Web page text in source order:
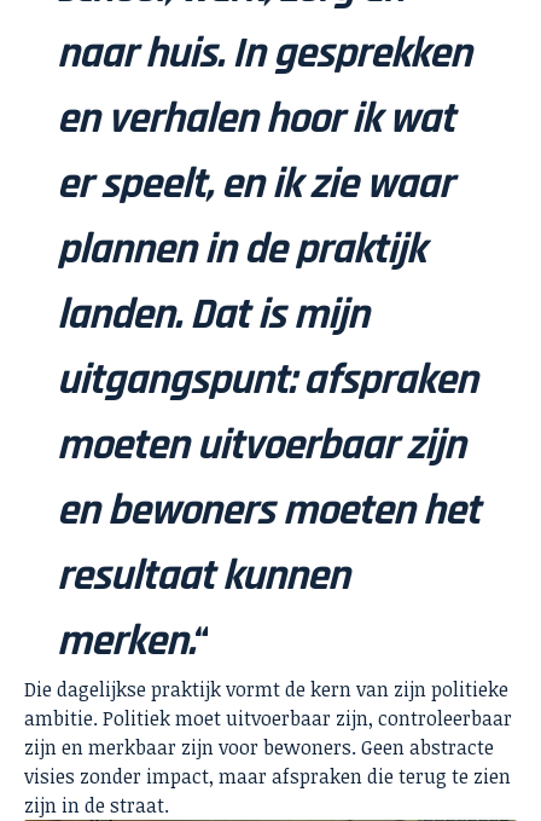
naar huis. In gesprekken
en verhalen hoor ik wat
er speelt, en ik zie waar
plannen in de praktijk
landen. Dat is mijn
uitgangspunt: afspraken
moeten uitvoerbaar zijn
en bewoners moeten het
resultaat kunnen
merken.“
Die dagelijkse praktijk vormt de kern van zijn politieke
ambitie. Politiek moet uitvoerbaar zijn, controleerbaar
zijn en merkbaar zijn voor bewoners. Geen abstracte
visies zonder impact, maar afspraken die terug te zien
zijn in de straat.